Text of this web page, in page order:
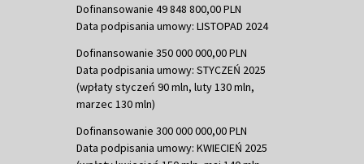
Dofinansowanie 49 848 800,00 PLN
Data podpisania umowy: LISTOPAD 2024
Dofinansowanie 350 000 000,00 PLN
Data podpisania umowy: STYCZEŃ 2025
(wpłaty styczeń 90 mln, luty 130 mln,
marzec 130 mln)
Dofinansowanie 300 000 000,00 PLN
Data podpisania umowy: KWIECIEŃ 2025